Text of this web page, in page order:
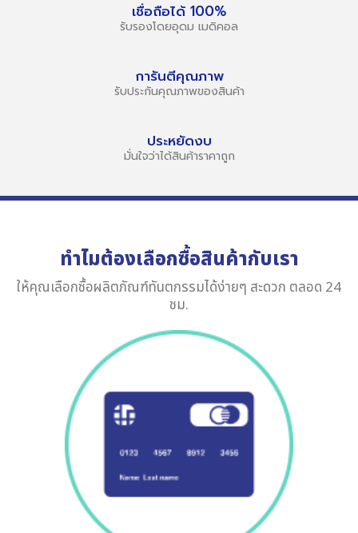
เชื่อถือได้ 100%
รับรองโดยอุดม เมดิคอล
การันตีคุณภาพ
รับประกันคุณภาพของสินค้า
ประหยัดงบ
มั่นใจว่าได้สินค้าราคาถูก
ทำไมต้องเลือกซื้อสินค้ากับเรา
ให้คุณเลือกซื้อผลิตภัณฑ์ทันตกรรมได้ง่ายๆ สะดวก ตลอด 24
ชม.